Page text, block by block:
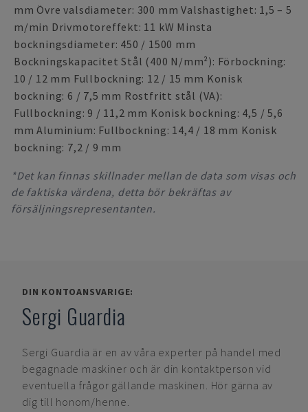
mm Övre valsdiameter: 300 mm Valshastighet: 1,5 – 5
m/min Drivmotoreffekt: 11 kW Minsta
bockningsdiameter: 450 / 1500 mm
Bockningskapacitet Stål (400 N/mm²): Förbockning:
10 / 12 mm Fullbockning: 12 / 15 mm Konisk
bockning: 6 / 7,5 mm Rostfritt stål (VA):
Fullbockning: 9 / 11,2 mm Konisk bockning: 4,5 / 5,6
mm Aluminium: Fullbockning: 14,4 / 18 mm Konisk
bockning: 7,2 / 9 mm
*Det kan finnas skillnader mellan de data som visas och
de faktiska värdena, detta bör bekräftas av
försäljningsrepresentanten.
DIN KONTOANSVARIGE:
Sergi Guardia
Sergi Guardia är en av våra experter på handel med
begagnade maskiner och är din kontaktperson vid
eventuella frågor gällande maskinen. Hör gärna av
dig till honom/henne.